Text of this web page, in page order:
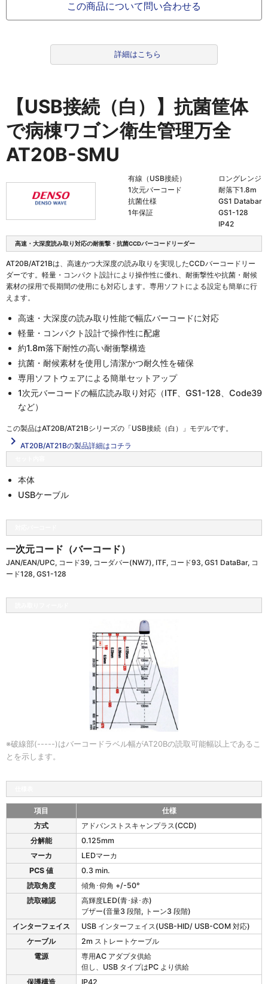
この商品について問い合わせる
詳細はこちら
【USB接続（白）】抗菌筐体
で病棟ワゴン衛生管理万全
AT20B-SMU
有線（USB接続）
1次元バーコード
抗菌仕様
1年保証
ロングレンジ
耐落下1.8m
GS1 Databar
GS1-128
IP42
高速・大深度読み取り対応の耐衝撃・抗菌CCDバーコードリーダー
AT20B/AT21Bは、高速かつ大深度の読み取りを実現したCCDバーコードリー
ダーです。軽量・コンパクト設計により操作性に優れ、耐衝撃性や抗菌・耐候
素材の採用で長期間の使用にも対応します。専用ソフトによる設定も簡単に行
えます。
高速・大深度の読み取り性能で幅広バーコードに対応
軽量・コンパクト設計で操作性に配慮
約1.8m落下耐性の高い耐衝撃構造
抗菌・耐候素材を使用し清潔かつ耐久性を確保
専用ソフトウェアによる簡単セットアップ
1次元バーコードの幅広読み取り対応（ITF、GS1-128、Code39
など）
この製品はAT20B/AT21Bシリーズの「USB接続（白）」 モデルです。
navigate_next AT20B/AT21Bの製品詳細はコチラ
本体
USBケーブル
一次元コード（バーコード）
JAN/EAN/UPC, コード39, コーダバー(NW7), ITF, コード93, GS1 DataBar, コ
ード128, GS1-128
※破線部(-----)はバーコードラベル幅がAT20Bの読取可能幅以上であるこ
とを示します。
T
B
/
1
仕
項目
仕様
方式
アドバンストスキャンプラス(CCD)
分解能
0.125mm
マーカ
LEDマーカ
PCS 値
0.3 min.
読取角度
傾角･仰角 +/-50°
読取確認
高輝度LED(青･緑･赤)
ブザー(音量3 段階, トーン3 段階)
インターフェイス
USB インターフェイス(USB-HID/ USB-COM 対応)
ケーブル
2m ストレートケーブル
電源
専用AC アダプタ供給
但し、USB タイプはPC より供給
保護構造
IP42